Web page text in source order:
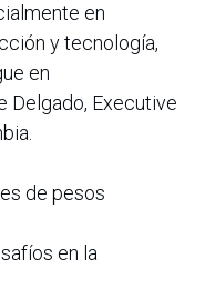
en
y tecnología,
en
Delgado, Executive
de pesos
en la